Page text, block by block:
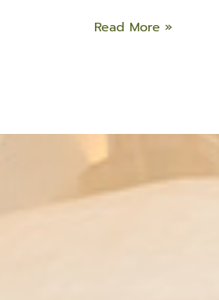
Read More »